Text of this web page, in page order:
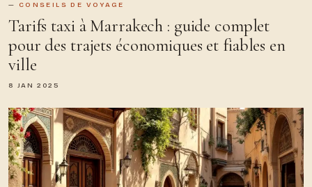
CONSEILS DE VOYAGE
Tarifs taxi à Marrakech : guide complet
pour des trajets économiques et fiables en
ville
8 JAN 2025